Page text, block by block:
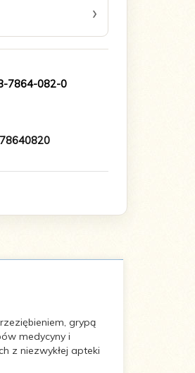
›
7864-082-0
grypą
medycyny i
z niezwykłej apteki